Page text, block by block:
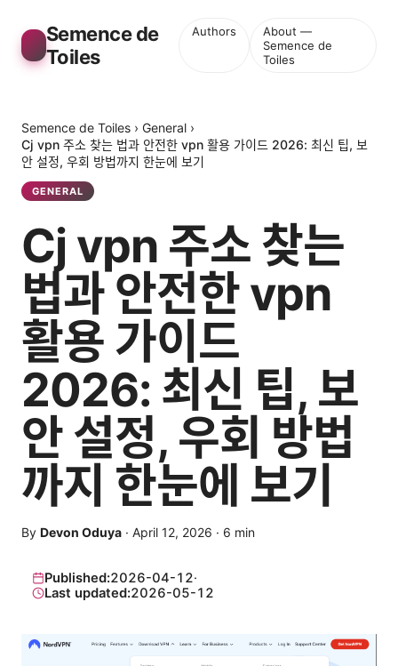
Semence de
Toiles
Authors
About —
Semence de
Toiles
Semence de Toiles › General ›
Cj vpn 주소 찾는 법과 안전한 vpn 활용 가이드 2026: 최신 팁, 보
안 설정, 우회 방법까지 한눈에 보기
GENERAL
Cj vpn 주소 찾는
법과 안전한 vpn
활용 가이드
2026: 최신 팁, 보
안 설정, 우회 방법
까지 한눈에 보기
By Devon Oduya · April 12, 2026 · 6 min
Published:2026-04-12·
Last updated:2026-05-12